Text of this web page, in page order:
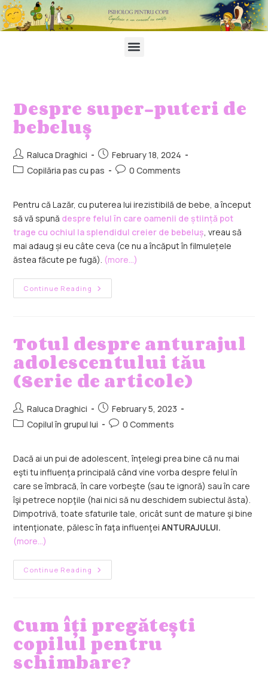
Despre super-puteri de
bebeluș
Raluca Draghici
February 18, 2024
Copilăria pas cu pas
0 Comments
Pentru că Lazăr, cu puterea lui irezistibilă de bebe, a început
să vă spună despre felul în care oamenii de știință pot
trage cu ochiul la splendidul creier de bebeluș, vreau să
mai adaug și eu câte ceva (ce nu a încăput în filmulețele
ăstea făcute pe fugă). (more…)
Continue Reading
Totul despre anturajul
adolescentului tău
(Serie de articole)
Raluca Draghici
February 5, 2023
Copilul în grupul lui
0 Comments
Dacă ai un pui de adolescent, înţelegi prea bine că nu mai
eşti tu influenţa principală când vine vorba despre felul în
care se îmbracă, în care vorbeşte (sau te ignoră) sau în care
îşi petrece nopţile (hai nici să nu deschidem subiectul ăsta).
Dimpotrivă, toate sfaturile tale, oricât sunt de mature şi bine
intenţionate, pălesc în faţa influenţeiANTURAJULUI.
(more…)
Continue Reading
Cum îți pregătești
copilul pentru
schimbare?